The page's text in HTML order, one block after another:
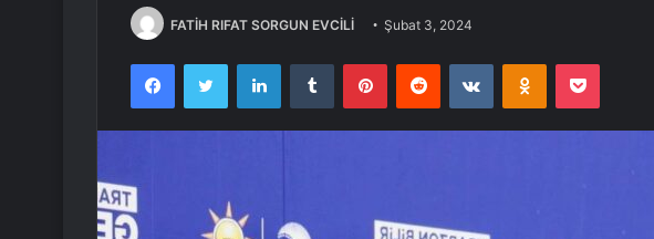
FATİH RIFAT SORGUN EVCİLİ Şubat 3, 2024
FacebookTwitter LinkedInTumblr PinterestReddit VKontakteOdnoklassniki
Pocket